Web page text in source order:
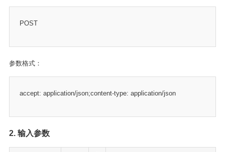
POST
参数格式：
accept: application/json;content-type: application/json
2. 输入参数